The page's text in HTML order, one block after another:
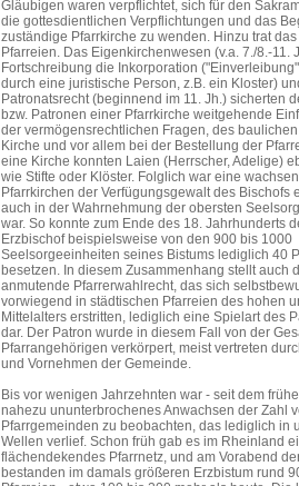
Gläubigen waren verpflichtet, sich für den
die gottesdientlichen Verpflichtungen und das
zuständige Pfarrkirche zu wenden. Hinzu trat
Pfarreien. Das Eigenkirchenwesen (v.a. 7./8.-11.
Fortschreibung die Inkorporation
durch eine juristische Person, z.B. ein Kloster)
Patronatsrecht (beginnend im 11. Jh.) sicherten
bzw. Patronen einer Pfarrkirche weitgehende
der vermögensrechtlichen Fragen, des
Kirche und vor allem bei der Bestellung der
eine Kirche konnten Laien (Herrscher, Adelige)
wie Stifte oder Klöster. Folglich war eine
Pfarrkirchen der Verfügungsgewalt des Bischofs
auch in der Wahrnehmung der obersten
war. So konnte zum Ende des 18. Jahrhunderts
Erzbischof beispielsweise von den 900 bis 1000
Seelsorgeeinheiten seines Bistums lediglich 40
besetzen. In diesem Zusammenhang stellt auch
anmutende Pfarrerwahlrecht, das sich
vorwiegend in städtischen Pfarreien des hohen
Mittelalters erstritten, lediglich eine Spielart des
dar. Der Patron wurde in diesem Fall von der
Pfarrangehörigen verkörpert, meist vertreten
und Vornehmen der Gemeinde.
Bis vor wenigen Jahrzehnten war - seit dem
nahezu ununterbrochenes Anwachsen der Zahl
Pfarrgemeinden zu beobachten, das lediglich in
Wellen verlief. Schon früh gab es im Rheinland
flächendekendes Pfarrnetz, und am Vorabend
bestanden im damals größeren Erzbistum rund